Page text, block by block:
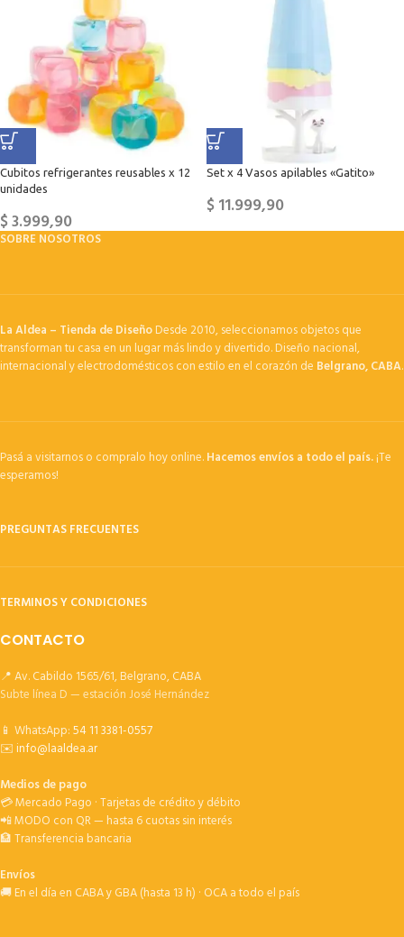
Cubitos refrigerantes reusables x 12
unidades
$3.999,90
Set x 4 Vasos apilables «Gatito»
$11.999,90
SOBRE NOSOTROS
La Aldea – Tienda de DiseñoDesde 2010, seleccionamos objetos que
transforman tu casa en un lugar más lindo y divertido. Diseño nacional,
internacional y electrodomésticos con estilo en el corazón de Belgrano, CABA.
Pasá a visitarnos o compralo hoy online.Hacemos envíos a todo el país.¡Te
esperamos!
PREGUNTAS FRECUENTES
TERMINOS Y CONDICIONES
CONTACTO
📍 Av. Cabildo 1565/61, Belgrano, CABA
Subte línea D — estación José Hernández
📱 WhatsApp:54 11 3381-0557
✉️info@laaldea.ar
Medios de pago
💳 Mercado Pago · Tarjetas de crédito y débito
📲 MODO con QR — hasta 6 cuotas sin interés
🏦 Transferencia bancaria
Envíos
🚚 En el día en CABA y GBA (hasta 13 h) · OCA a todo el país